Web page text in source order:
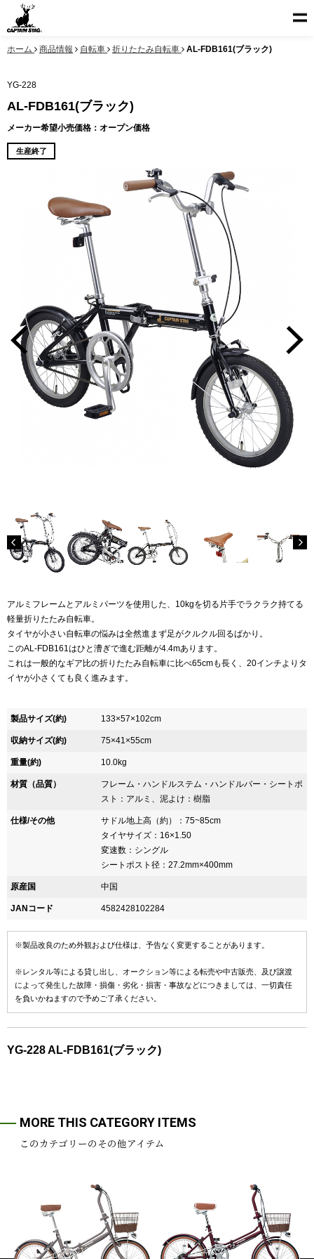
ホーム 商品情報 自転車 折りたたみ自転車 AL-FDB161(ブラック)
YG-228
AL-FDB161(ブラック)
メーカー希望小売価格：オープン価格
生産終了
アルミフレームとアルミパーツを使用した、10kgを切る片手でラクラク持てる
軽量折りたたみ自転車。
タイヤが小さい自転車の悩みは全然進まず足がクルクル回るばかり。
このAL-FDB161はひと漕ぎで進む距離が4.4mあります。
これは一般的なギア比の折りたたみ自転車に比べ65cmも長く、20インチよりタ
イヤが小さくても良く進みます。
製品サイズ(約) 133×57×102cm
収納サイズ(約) 75×41×55cm
重量(約) 10.0kg
材質（品質）
フレーム・ハンドルステム・ハンドルバー・シートポ
スト：アルミ、泥よけ：樹脂
仕様/その他
サドル地上高（約）：75~85cm
タイヤサイズ：16×1.50
変速数：シングル
シートポスト径：27.2mm×400mm
原産国 中国
JANコード 4582428102284
※製品改良のため外観および仕様は、予告なく変更することがあります。
※レンタル等による貸し出し、オークション等による転売や中古販売、及び譲渡
によって発生した故障・損傷・劣化・損害・事故などにつきましては、一切責任
を負いかねますので予めご了承ください。
YG-228 AL-FDB161(ブラック)
MORE THIS CATEGORY ITEMS
このカテゴリーのその他アイテム